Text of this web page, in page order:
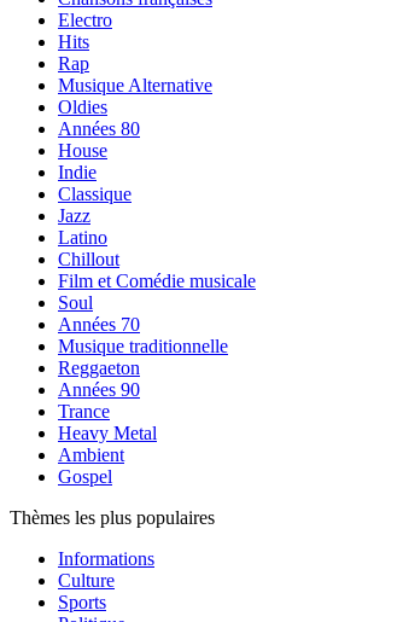
Electro
Hits
Rap
Musique Alternative
Oldies
Années 80
House
Indie
Classique
Jazz
Latino
Chillout
Film et Comédie musicale
Soul
Années 70
Musique traditionnelle
Reggaeton
Années 90
Trance
Heavy Metal
Ambient
Gospel
Thèmes les plus populaires
Informations
Culture
Sports